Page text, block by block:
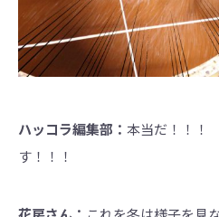
ハッコラ編集部： 本当だ！！！
す！！！